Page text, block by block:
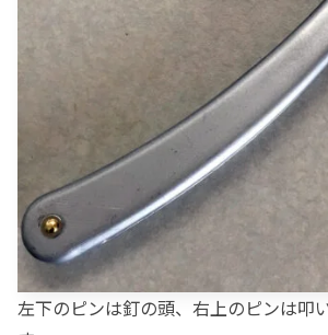
左下のピンは釘の頭、右上のピンは叩